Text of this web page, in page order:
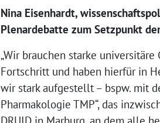
Nina Eisenhardt,
Plenardebatte zum Setzpunkt
„Wir brauchen starke
Fortschritt und haben hierfür in
wir stark aufgestellt – bspw. mit
Pharmakologie TMP“, das